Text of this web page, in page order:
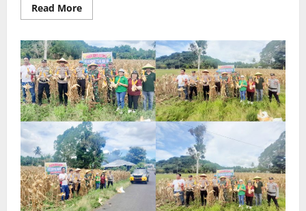
Read MoreRead
more
Nasionalisme,
Polsek
Langowan,
Koramil,
dan
Pemdes
Tempang
Tiga
Pasang
Bendera
Merah
Putih